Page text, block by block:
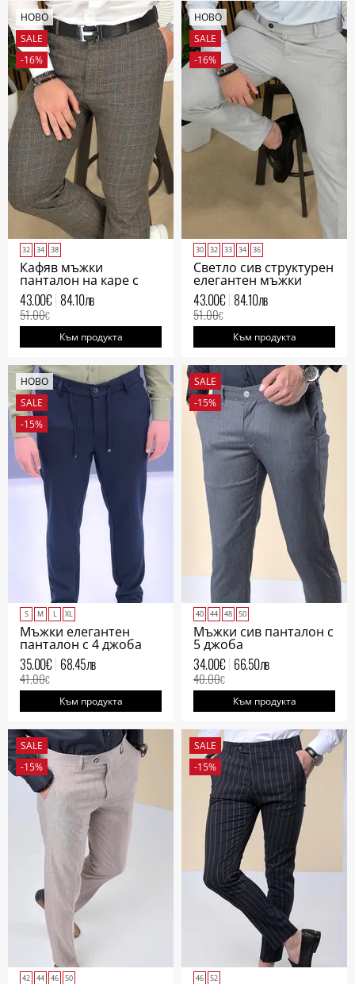
НОВО
SALE
-16%
32 34 38
Кафяв мъжки
панталон на каре с
италиански джоб
43.00€ 84.10лв
51.00€
Към продукта
НОВО
SALE
-16%
30 32 33 34 36
Светло сив структурен
елегантен мъжки
панталон
43.00€ 84.10лв
51.00€
Към продукта
НОВО
SALE
-15%
S M L XL
Мъжки елегантен
панталон с 4 джоба
цвят индиго
35.00€ 68.45лв
41.00€
Към продукта
SALE
-15%
40 44 48 50
Мъжки сив панталон с
5 джоба
34.00€ 66.50лв
40.00€
Към продукта
SALE
-15%
42 44 46 50
SALE
-15%
46 52